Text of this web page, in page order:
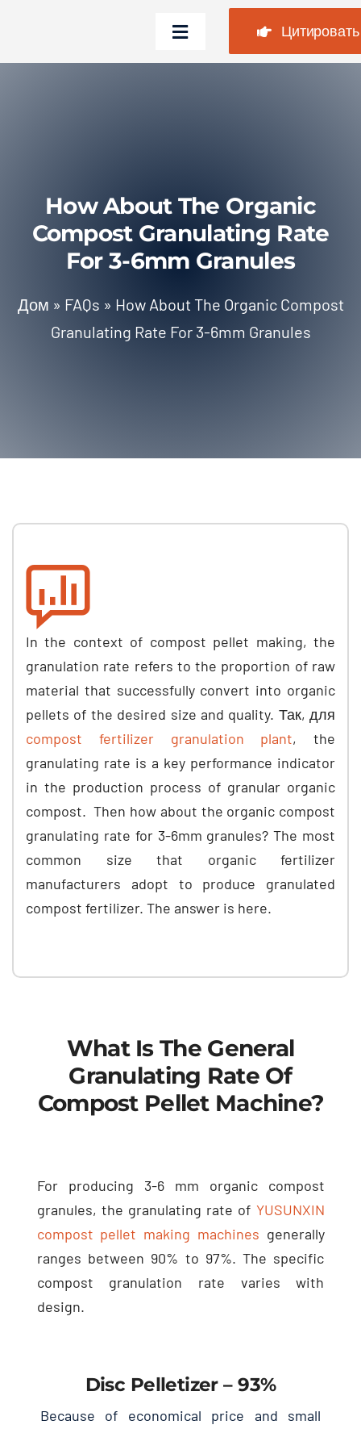
содержимому
Переключить
навигацию
Часто задаваемые
Новости
Связаться с нами
Цитировать
How About The Organic
Compost Granulating Rate
For 3-6mm Granules
Дом » FAQs » How About The Organic Compost
Granulating Rate For 3-6mm Granules
In the context of compost pellet making,the
granulation rate refers to the proportion of raw
material that successfully convert into organic
pellets of the desired size and quality. Так, для
compost fertilizer granulation plant, the
granulating rate is a key performance indicator
in the production process of granular organic
compost.Then how about the organic compost
granulating rate for 3-6mm granules?The most
common size that organic fertilizer
manufacturers adopt to produce granulated
compost fertilizer. The answer is here.
What Is The General
Granulating Rate Of
Compost Pellet Machine?
For producing 3-6 mm organic compost
granules, the granulating rate of YUSUNXIN
compost pellet making machines generally
ranges between 90% to 97%.The specific
compost granulation rate varies with
design.
Disc Pelletizer– 93%
Because of economical price and small